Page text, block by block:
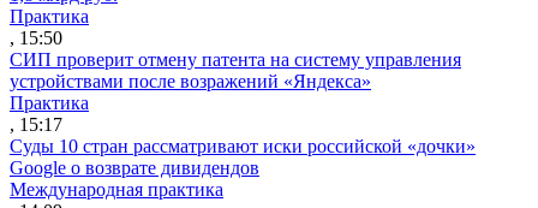
Практика
, 15:50
СИП проверит отмену патента на систему управления
устройствами после возражений «Яндекса»
Практика
, 15:17
Суды 10 стран рассматривают иски российской «дочки»
Google о возврате дивидендов
Международная практика